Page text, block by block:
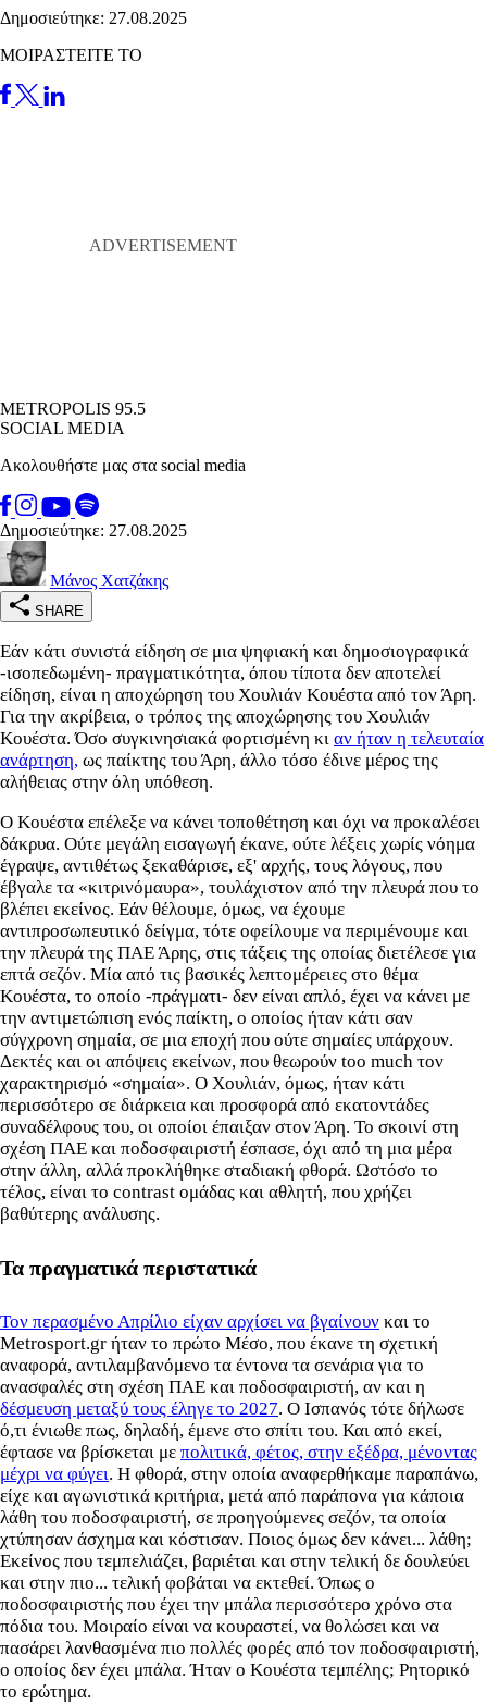
Δημοσιεύτηκε: 27.08.2025
ΜΟΙΡΑΣΤΕΙΤΕ ΤΟ
METROPOLIS 95.5
SOCIAL MEDIA
Ακολουθήστε μας στα social media
Δημοσιεύτηκε: 27.08.2025
Μάνος Χατζάκης
SHARE
Εάν κάτι συνιστά είδηση σε μια ψηφιακή και δημοσιογραφικά
-ισοπεδωμένη- πραγματικότητα, όπου τίποτα δεν αποτελεί
είδηση, είναι η αποχώρηση του Χουλιάν Κουέστα από τον Άρη.
Για την ακρίβεια, ο τρόπος της αποχώρησης του Χουλιάν
Κουέστα. Όσο συγκινησιακά φορτισμένη κι αν ήταν η τελευταία
ανάρτηση, ως παίκτης του Άρη, άλλο τόσο έδινε μέρος της
αλήθειας στην όλη υπόθεση.
Ο Κουέστα επέλεξε να κάνει τοποθέτηση και όχι να προκαλέσει
δάκρυα. Ούτε μεγάλη εισαγωγή έκανε, ούτε λέξεις χωρίς νόημα
έγραψε, αντιθέτως ξεκαθάρισε, εξ' αρχής, τους λόγους, που
έβγαλε τα «κιτρινόμαυρα», τουλάχιστον από την πλευρά που το
βλέπει εκείνος. Εάν θέλουμε, όμως, να έχουμε
αντιπροσωπευτικό δείγμα, τότε οφείλουμε να περιμένουμε και
την πλευρά της ΠΑΕ Άρης, στις τάξεις της οποίας διετέλεσε για
επτά σεζόν. Μία από τις βασικές λεπτομέρειες στο θέμα
Κουέστα, το οποίο -πράγματι- δεν είναι απλό, έχει να κάνει με
την αντιμετώπιση ενός παίκτη, ο οποίος ήταν κάτι σαν
σύγχρονη σημαία, σε μια εποχή που ούτε σημαίες υπάρχουν.
Δεκτές και οι απόψεις εκείνων, που θεωρούν too much τον
χαρακτηρισμό «σημαία». Ο Χουλιάν, όμως, ήταν κάτι
περισσότερο σε διάρκεια και προσφορά από εκατοντάδες
συναδέλφους του, οι οποίοι έπαιξαν στον Άρη. Το σκοινί στη
σχέση ΠΑΕ και ποδοσφαιριστή έσπασε, όχι από τη μια μέρα
στην άλλη, αλλά προκλήθηκε σταδιακή φθορά. Ωστόσο το
τέλος, είναι το contrast ομάδας και αθλητή, που χρήζει
βαθύτερης ανάλυσης.
Τα πραγματικά περιστατικά
Τον περασμένο Απρίλιο είχαν αρχίσει να βγαίνουν και το
Metrosport.gr ήταν το πρώτο Μέσο, που έκανε τη σχετική
αναφορά, αντιλαμβανόμενο τα έντονα τα σενάρια για το
ανασφαλές στη σχέση ΠΑΕ και ποδοσφαιριστή, αν και η
δέσμευση μεταξύ τους έληγε το 2027. Ο Ισπανός τότε δήλωσε
ό,τι ένιωθε πως, δηλαδή, έμενε στο σπίτι του. Και από εκεί,
έφτασε να βρίσκεται με πολιτικά, φέτος, στην εξέδρα, μένοντας
μέχρι να φύγει. Η φθορά, στην οποία αναφερθήκαμε παραπάνω,
είχε και αγωνιστικά κριτήρια, μετά από παράπονα για κάποια
λάθη του ποδοσφαιριστή, σε προηγούμενες σεζόν, τα οποία
χτύπησαν άσχημα και κόστισαν. Ποιος όμως δεν κάνει... λάθη;
Εκείνος που τεμπελιάζει, βαριέται και στην τελική δε δουλεύει
και στην πιο... τελική φοβάται να εκτεθεί. Όπως ο
ποδοσφαιριστής που έχει την μπάλα περισσότερο χρόνο στα
πόδια του. Μοιραίο είναι να κουραστεί, να θολώσει και να
πασάρει λανθασμένα πιο πολλές φορές από τον ποδοσφαιριστή,
ο οποίος δεν έχει μπάλα. Ήταν ο Κουέστα τεμπέλης; Ρητορικό
το ερώτημα.